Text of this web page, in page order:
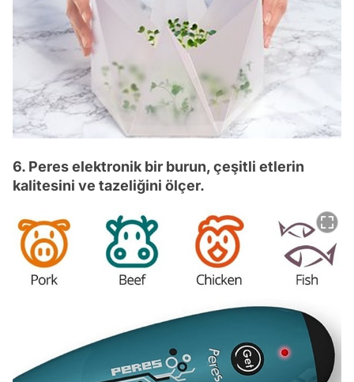
6. Peres elektronik bir burun, çeşitli etlerin
kalitesini ve tazeliğini ölçer.